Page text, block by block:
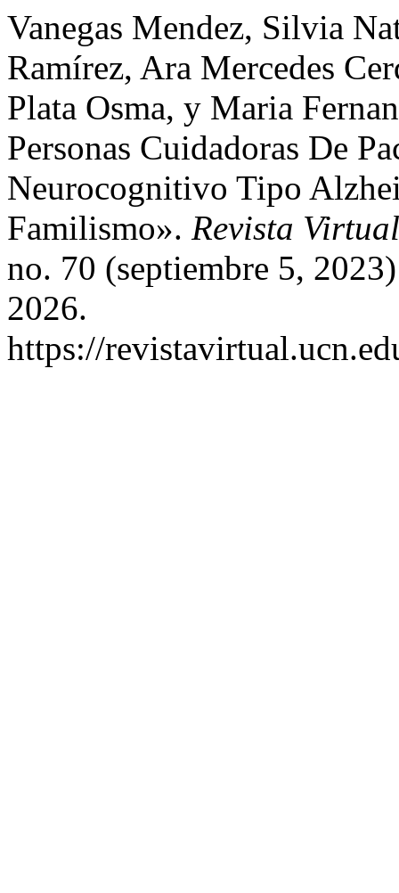
Vanegas Mendez, Silvia
Ramírez, Ara Mercedes
Plata Osma, y Maria
Personas Cuidadoras De
Neurocognitivo Tipo
Familismo». Revista
no. 70 (septiembre 5,
2026.
https://